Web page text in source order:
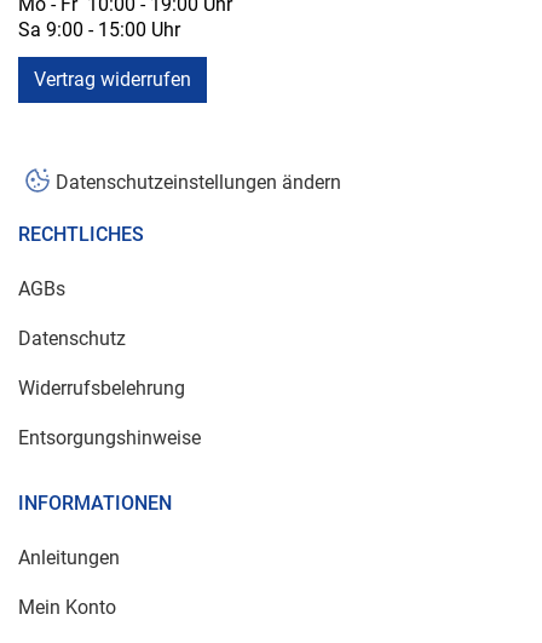
Sa 9:00 - 15:00 Uhr
Vertrag widerrufen
Datenschutzeinstellungen ändern
RECHTLICHES
AGBs
Datenschutz
Widerrufsbelehrung
Entsorgungshinweise
INFORMATIONEN
Anleitungen
Mein Konto